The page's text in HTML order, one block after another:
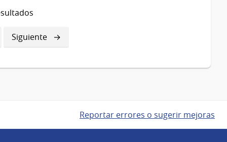
Siguiente
página
Siguiente
Reportar errores o sugerir mejoras